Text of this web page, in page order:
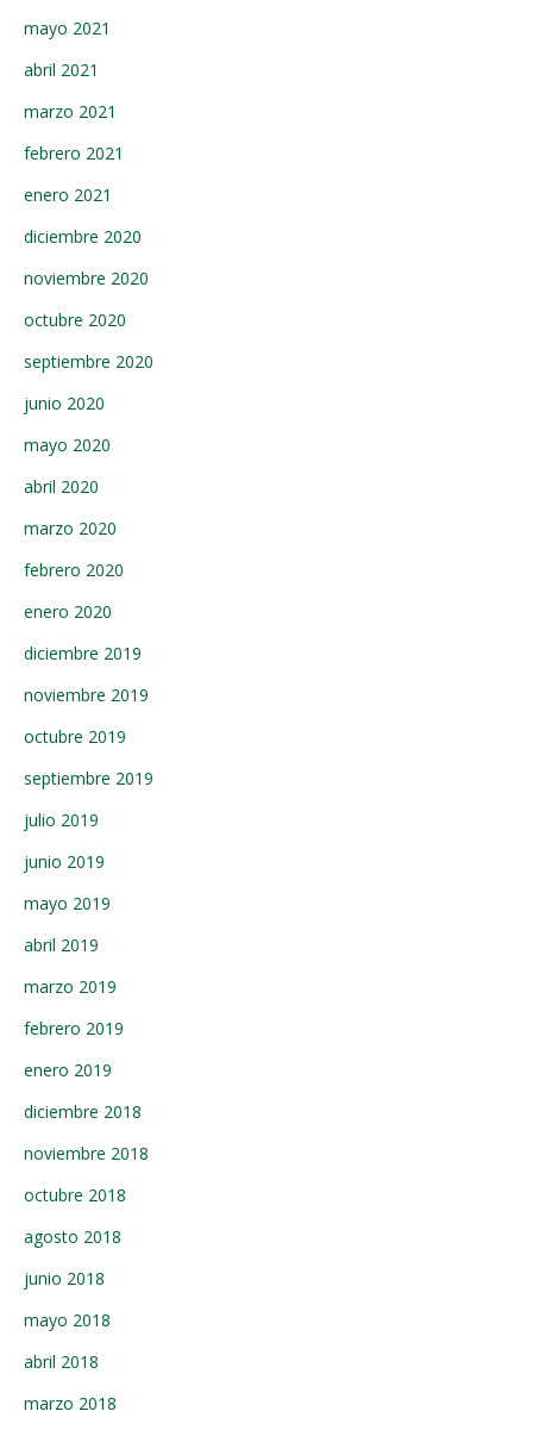
mayo 2021
abril 2021
marzo 2021
febrero 2021
enero 2021
diciembre 2020
noviembre 2020
octubre 2020
septiembre 2020
junio 2020
mayo 2020
abril 2020
marzo 2020
febrero 2020
enero 2020
diciembre 2019
noviembre 2019
octubre 2019
septiembre 2019
julio 2019
junio 2019
mayo 2019
abril 2019
marzo 2019
febrero 2019
enero 2019
diciembre 2018
noviembre 2018
octubre 2018
agosto 2018
junio 2018
mayo 2018
abril 2018
marzo 2018